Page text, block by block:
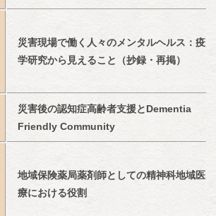
災害現場で働く人々のメンタルヘルス：疫
学研究から見えること（抄録・再掲）
災害後の認知症高齢者支援とDementia
Friendly Community
地域保険薬局薬剤師としての精神科地域医
療における役割